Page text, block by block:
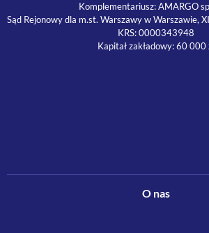
Komplementariusz: AMARGO
Sąd Rejonowy dla m.st. Warszawy w Warszawie,
KRS: 0000343948
Kapitał zakładowy: 60 000
O nas